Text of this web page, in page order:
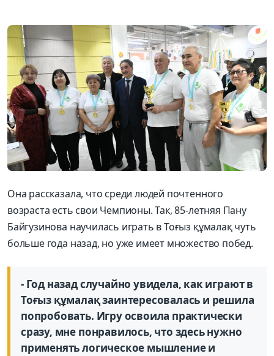
Она рассказала, что среди людей почтенного
возраста есть свои Чемпионы. Так, 85-летняя Пану
Байгузинова научилась играть в Тоғыз құмалақ чуть
больше года назад, но уже имеет множество побед.
- Год назад случайно увидела, как играют в
Тоғыз құмалақ заинтересовалась и решила
попробовать. Игру освоила практически
сразу, мне понравилось, что здесь нужно
применять логическое мышление и